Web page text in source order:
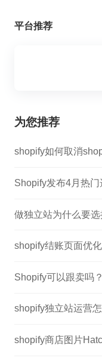
平台推荐
为您推荐
shopify如何取消
做独立站为什么要
shopify结账页面优
Shopify可以跟卖吗
shopify独立站运营
shopify商店图片